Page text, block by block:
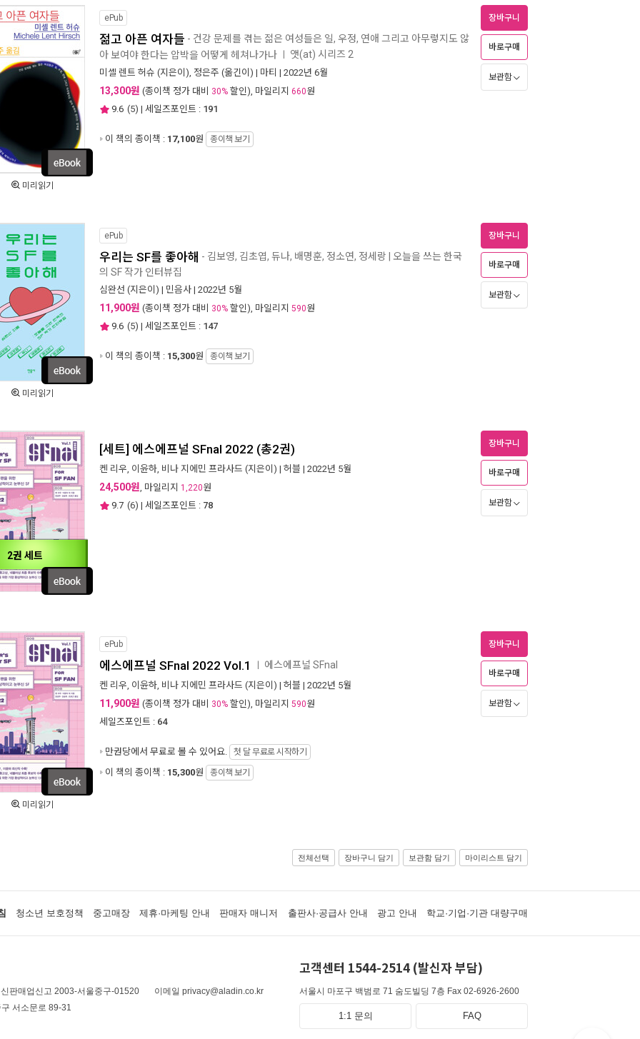
미리읽기
ePub
젊고 아픈 여자들 - 건강 문제를 겪는 젊은 여성들은 일, 우정, 연애 그리고 아무렇지도 않
아 보여야 한다는 압박을 어떻게 헤쳐나가나 앳(at) 시리즈 2
미셸 렌트 허슈 (지은이), 정은주 (옮긴이) | 마티 | 2022년 6월
13,300원 (종이책 정가 대비 30% 할인), 마일리지 660원
9.6 (5) | 세일즈포인트 : 191
이 책의 종이책 : 17,100원 종이책 보기
장바구니
바로구매
보관함
미리읽기
ePub
우리는 SF를 좋아해 - 김보영, 김초엽, 듀나, 배명훈, 정소연, 정세랑 | 오늘을 쓰는 한국
의 SF 작가 인터뷰집
심완선 (지은이) | 민음사 | 2022년 5월
11,900원 (종이책 정가 대비 30% 할인), 마일리지 590원
9.6 (5) | 세일즈포인트 : 147
이 책의 종이책 : 15,300원 종이책 보기
장바구니
바로구매
보관함
2권 세트
[세트] 에스에프널 SFnal 2022 (총2권)
켄 리우, 이윤하, 비나 지에민 프라사드 (지은이) | 허블 | 2022년 5월
24,500원, 마일리지 1,220원
9.7 (6) | 세일즈포인트 : 78
장바구니
바로구매
보관함
미리읽기
ePub
에스에프널 SFnal 2022 Vol.1 에스에프널 SFnal
켄 리우, 이윤하, 비나 지에민 프라사드 (지은이) | 허블 | 2022년 5월
11,900원 (종이책 정가 대비 30% 할인), 마일리지 590원
세일즈포인트 : 64
만권당에서 무료로 볼 수 있어요. 첫 달 무료로 시작하기
이 책의 종이책 : 15,300원 종이책 보기
장바구니
바로구매
보관함
전체선택 장바구니 담기 보관함 담기 마이리스트 담기
청소년 보호정책 중고매장 제휴·마케팅 안내 판매자 매니저 출판사·공급사 안내 광고 안내 학교·기업·기관 대량구매
판매업신고 2003-서울중구-01520
이메일 privacy@aladin.co.kr
서소문로 89-31
고객센터 1544-2514 (발신자 부담)
서울시 마포구 백범로 71 숨도빌딩 7층 Fax 02-6926-2600
1:1 문의 FAQ